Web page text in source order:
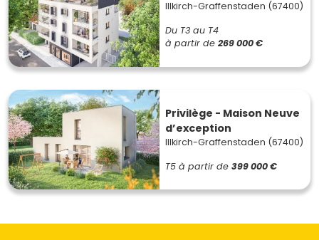
Illkirch-Graffenstaden (67400)
Du T3 au T4
à partir de 269 000 €
Privilège - Maison Neuve
d’exception
Illkirch-Graffenstaden (67400)
T5 à partir de 399 000 €